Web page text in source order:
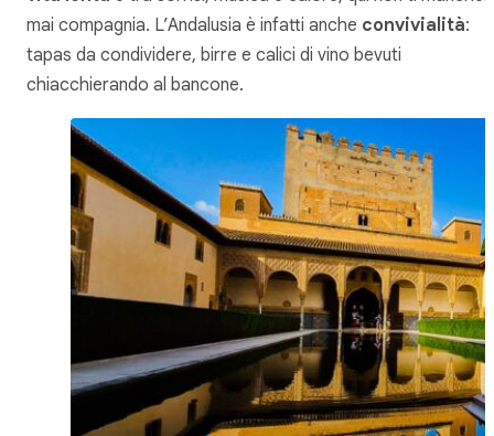
mai compagnia. L’Andalusia è infatti anche convivialità:
tapas da condividere, birre e calici di vino bevuti
chiacchierando al bancone.